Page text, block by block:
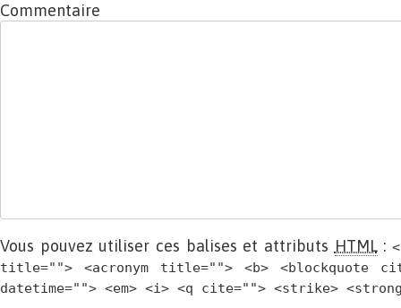
Commentaire
Vous pouvez utiliser ces balises et attributs HTML:
title=""> <acronym title=""> <b> <blockquote
datetime=""> <em> <i> <q cite=""> <strike>